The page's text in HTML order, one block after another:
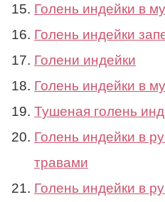
Голень индейки в
Голень индейки
Голени индейки
Голень индейки в
Тушеная голень
Голень индейки в
травами
Голень индейки в